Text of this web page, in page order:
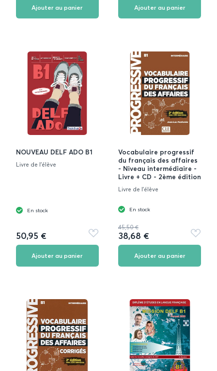
Ajouter au panier Ajouter au panier
NOUVEAU DELF ADO B1
Livre de l'élève
En stock
50,95 €
Ajouter
aux
Ajouter au panier
Vocabulaire progressif
du français des affaires
- Niveau intermédiaire -
Livre + CD - 2ème édition
Livre de l'élève
En stock
45,50 €
38,68 €
Ajouter
aux
Ajouter au panier